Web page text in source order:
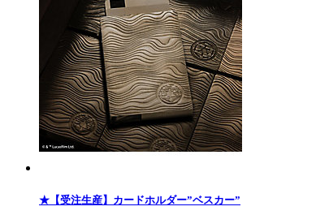
★【受注生産】カードホルダー”ベスカー”